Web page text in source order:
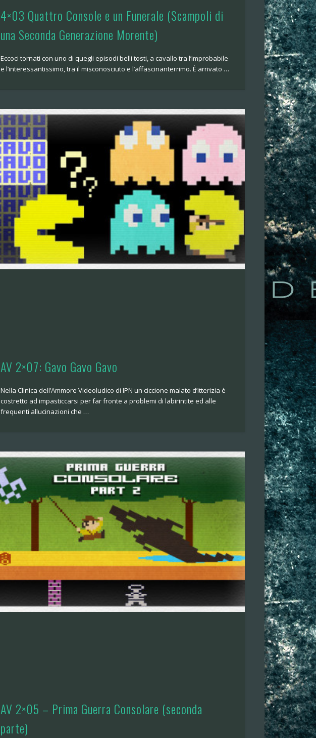
4×03 Quattro Console e un Funerale (Scampoli di
una Seconda Generazione Morente)
Eccoci tornati con uno di quegli episodi belli tosti, a cavallo tra l’improbabile
e l’interessantissimo, tra il misconosciuto e l’affascinanterrimo. È arrivato …
AV 2×07: Gavo Gavo Gavo
Nella Clinica dell’Ammore Videoludico di IPN un ciccione malato d’itterizia è
costretto ad impasticcarsi per far fronte a problemi di labirintite ed alle
frequenti allucinazioni che …
AV 2×05 – Prima Guerra Consolare (seconda
parte)